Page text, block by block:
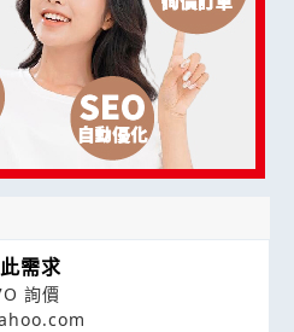
需求
詢價